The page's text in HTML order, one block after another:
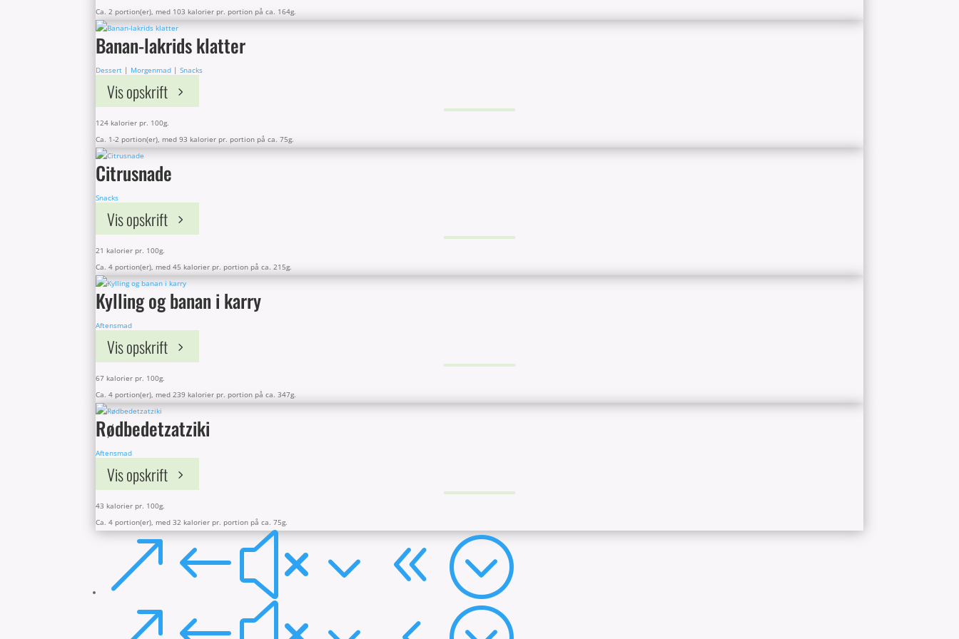
Ca. 2 portion(er), med 103 kalorier pr. portion på ca. 164g.
Banan-lakrids klatter
Dessert | Morgenmad | Snacks
Vis opskrift
124 kalorier pr. 100g.
Ca. 1-2 portion(er), med 93 kalorier pr. portion på ca. 75g.
Citrusnade
Snacks
Vis opskrift
21 kalorier pr. 100g.
Ca. 4 portion(er), med 45 kalorier pr. portion på ca. 215g.
Kylling og banan i karry
Aftensmad
Vis opskrift
67 kalorier pr. 100g.
Ca. 4 portion(er), med 239 kalorier pr. portion på ca. 347g.
Rødbedetzatziki
Aftensmad
Vis opskrift
43 kalorier pr. 100g.
Ca. 4 portion(er), med 32 kalorier pr. portion på ca. 75g.
&#x38;